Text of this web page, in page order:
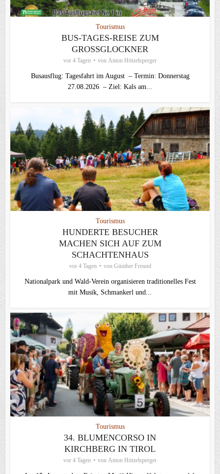
Tourismus
BUS-TAGES-REISE ZUM
GROSSGLOCKNER
vor 4 Tagen von Anton Hötzelsperger
Busausflug: Tagesfahrt im August – Termin: Donnerstag
27.08.2026 – Ziel: Kals am...
Tourismus
HUNDERTE BESUCHER
MACHEN SICH AUF ZUM
SCHACHTENHAUS
vor 4 Tagen von Günther Freund
Nationalpark und Wald-Verein organisieren traditionelles Fest
mit Musik, Schmankerl und...
Tourismus
34. BLUMENCORSO IN
KIRCHBERG IN TIROL
vor 4 Tagen von Anton Hötzelsperger